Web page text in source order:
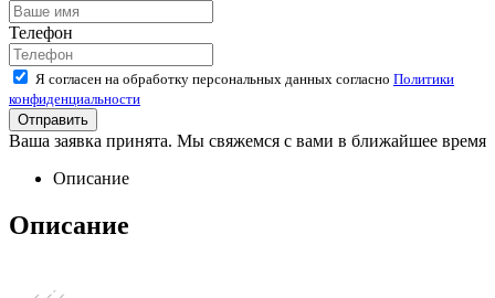
Телефон
Я согласен на обработку персональных данных согласно Политики
конфиденциальности
Ваша заявка принята. Мы свяжемся с вами в ближайшее время
Описание
Описание